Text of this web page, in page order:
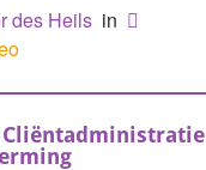
des Heils in